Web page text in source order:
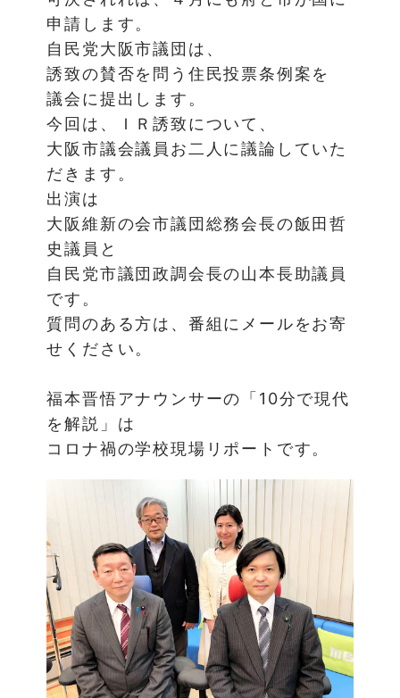
申請します。
自民党大阪市議団は、
誘致の賛否を問う住民投票条例案を
議会に提出します。
今回は、ＩＲ誘致について、
大阪市議会議員お二人に議論していた
だきます。
出演は
大阪維新の会市議団総務会長の飯田哲
史議員と
自民党市議団政調会長の山本長助議員
です。
質問のある方は、番組にメールをお寄
せください。
福本晋悟アナウンサーの「10分で現代
を解説」は
コロナ禍の学校現場リポートです。